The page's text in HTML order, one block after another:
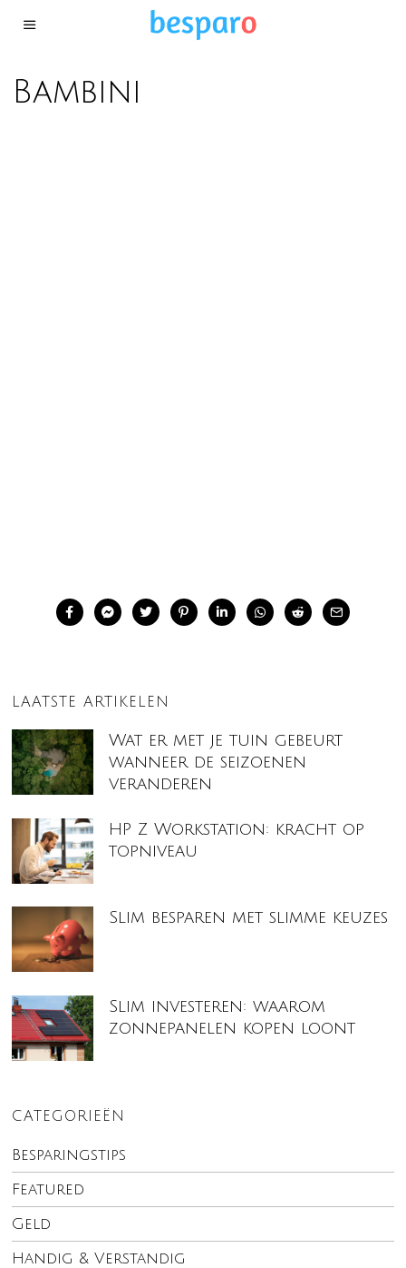
Bambini
LAATSTE ARTIKELEN
Wat er met je tuin gebeurt
wanneer de seizoenen
veranderen
HP Z Workstation: kracht op
topniveau
Slim besparen met slimme keuzes
Slim investeren: waarom
zonnepanelen kopen loont
CATEGORIEËN
Besparingstips
Featured
Geld
Handig & Verstandig